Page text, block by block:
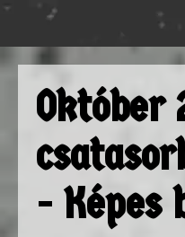
Október
- Képes